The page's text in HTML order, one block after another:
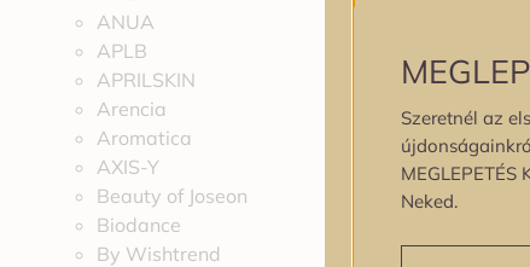
ANUA
APLB
APRILSKIN
Arencia
Aromatica
AXIS-Y
Beauty of Joseon
Biodance
By Wishtrend
Szeretnél az
MEGLEPETÉS
Neked.